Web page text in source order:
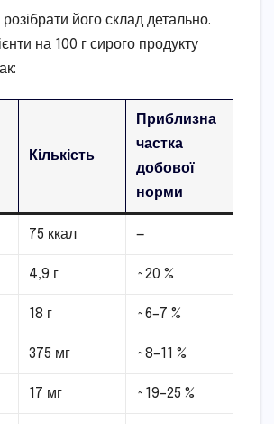
його склад детально.
на 100 г сирого продукту
Кількість
Приблизна
частка
добової
норми
75 ккал —
4,9 г ~20 %
18 г ~6–7 %
375 мг ~8–11 %
17 мг ~19–25 %